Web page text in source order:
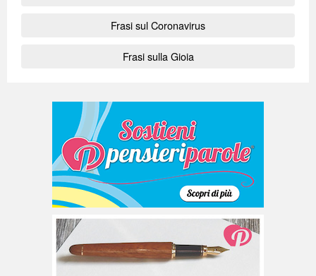
Frasi sul Coronavirus
Frasi sulla Gioia